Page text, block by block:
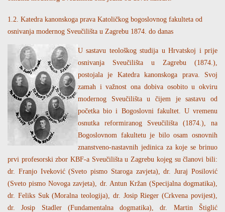
1.2. Katedra kanonskoga prava Katoličkog bogoslovnog fakulteta od
osnivanja modernog Sveučilišta u Zagrebu 1874. do danas
U sastavu teološkog studija u Hrvatskoj i prije
osnivanja Sveučilišta u Zagrebu (1874.),
postojala je Katedra kanonskoga prava. Svoj
zamah i važnost ona dobiva osobito u okviru
modernog Sveučilišta u čijem je sastavu od
početka bio i Bogoslovni fakultet. U vremenu
osnutka reformiranog Sveučilišta (1874.), na
Bogoslovnom fakultetu je bilo osam osnovnih
znanstveno-nastavnih jedinica za koje se brinuo
prvi profesorski zbor KBF-a Sveučilišta u Zagrebu kojeg su članovi bili:
dr. Franjo Iveković (Sveto pismo Staroga zavjeta), dr. Juraj Posilović
(Sveto pismo Novoga zavjeta), dr. Antun Kržan (Specijalna dogmatika),
dr. Feliks Suk (Moralna teologija), dr. Josip Rieger (Crkvena povijest),
dr. Josip Stadler (Fundamentalna dogmatika), dr. Martin Štiglić